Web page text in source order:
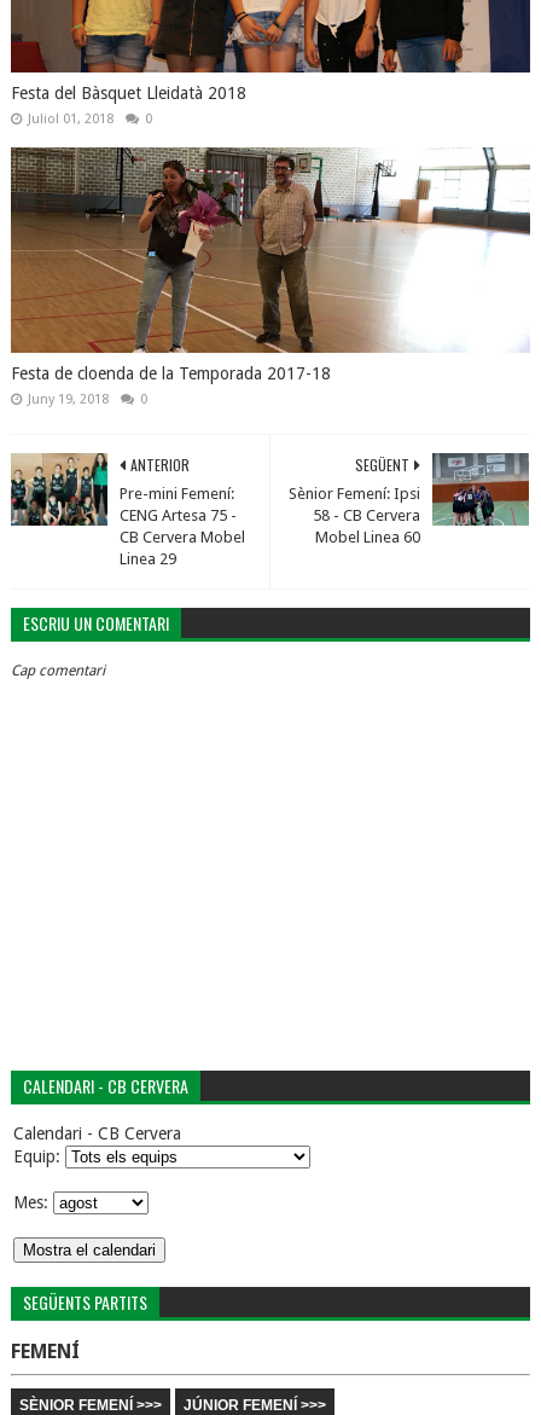
Festa del Bàsquet Lleidatà 2018
Juliol 01, 2018 0
Festa de cloenda de la Temporada 2017-18
Juny 19, 2018 0
SEGÜENT
Sènior Femení: Ipsi
58 - CB Cervera
Mobel Linea 60
ANTERIOR
Pre-mini Femení:
CENG Artesa 75 -
CB Cervera Mobel
Linea 29
ESCRIU UN COMENTARI
Cap comentari
CALENDARI - CB CERVERA
Calendari - CB Cervera
Equip:
Mes:
SEGÜENTS PARTITS
FEMENÍ
SÈNIOR FEMENÍ >>> JÚNIOR FEMENÍ >>>